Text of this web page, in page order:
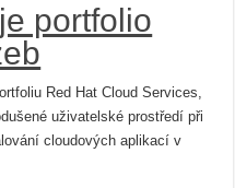
portfolio
Red Hat Cloud Services,
uživatelské prostředí při
cloudových aplikací v